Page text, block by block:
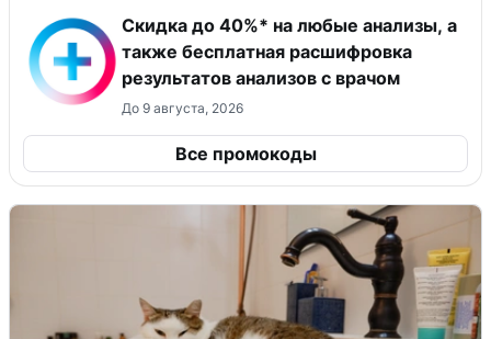
Скидка до 40%* на любые анализы, а
также бесплатная расшифровка
результатов анализов с врачом
До 9 августа, 2026
Все промокоды